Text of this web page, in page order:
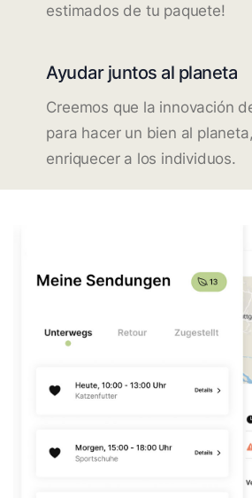
estimados de tu paquete!
Ayudar juntos al planeta
Creemos que la innovación
para hacer un bien al
enriquecer a los individuos.